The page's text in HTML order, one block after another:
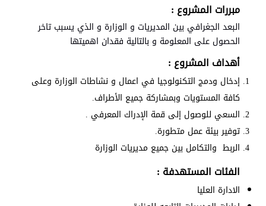
مبررات المشروع :
البعد الجغرافي بين المديريات و الوزارة و الذي يسبب تاخر
الحصول على المعلومة و بالتالية فقدان اهميتها
أهداف المشروع :
إدخال ودمج التكنولوجيا في اعمال و نشاطات الوزارة وعلى
كافة المستويات وبمشاركة جميع الأطراف.
السعي للوصول إلى قمة الإدراك المعرفي .
توفير بيئة عمل متطورة.
الربط والتكامل بين جميع مديريات الوزارة
الفئات المستهدفة :
الادارة العليا